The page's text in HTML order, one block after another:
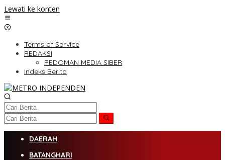
Lewati ke konten
Terms of Service
REDAKSI
PEDOMAN MEDIA SIBER
Indeks Berita
DAERAH
BATANGHARI